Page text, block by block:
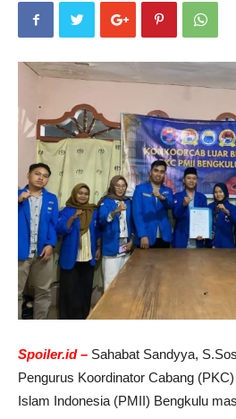
Spoiler.id – Sahabat Sandyya,
Pengurus Koordinator Cabang
Islam Indonesia (PMII) Bengkulu